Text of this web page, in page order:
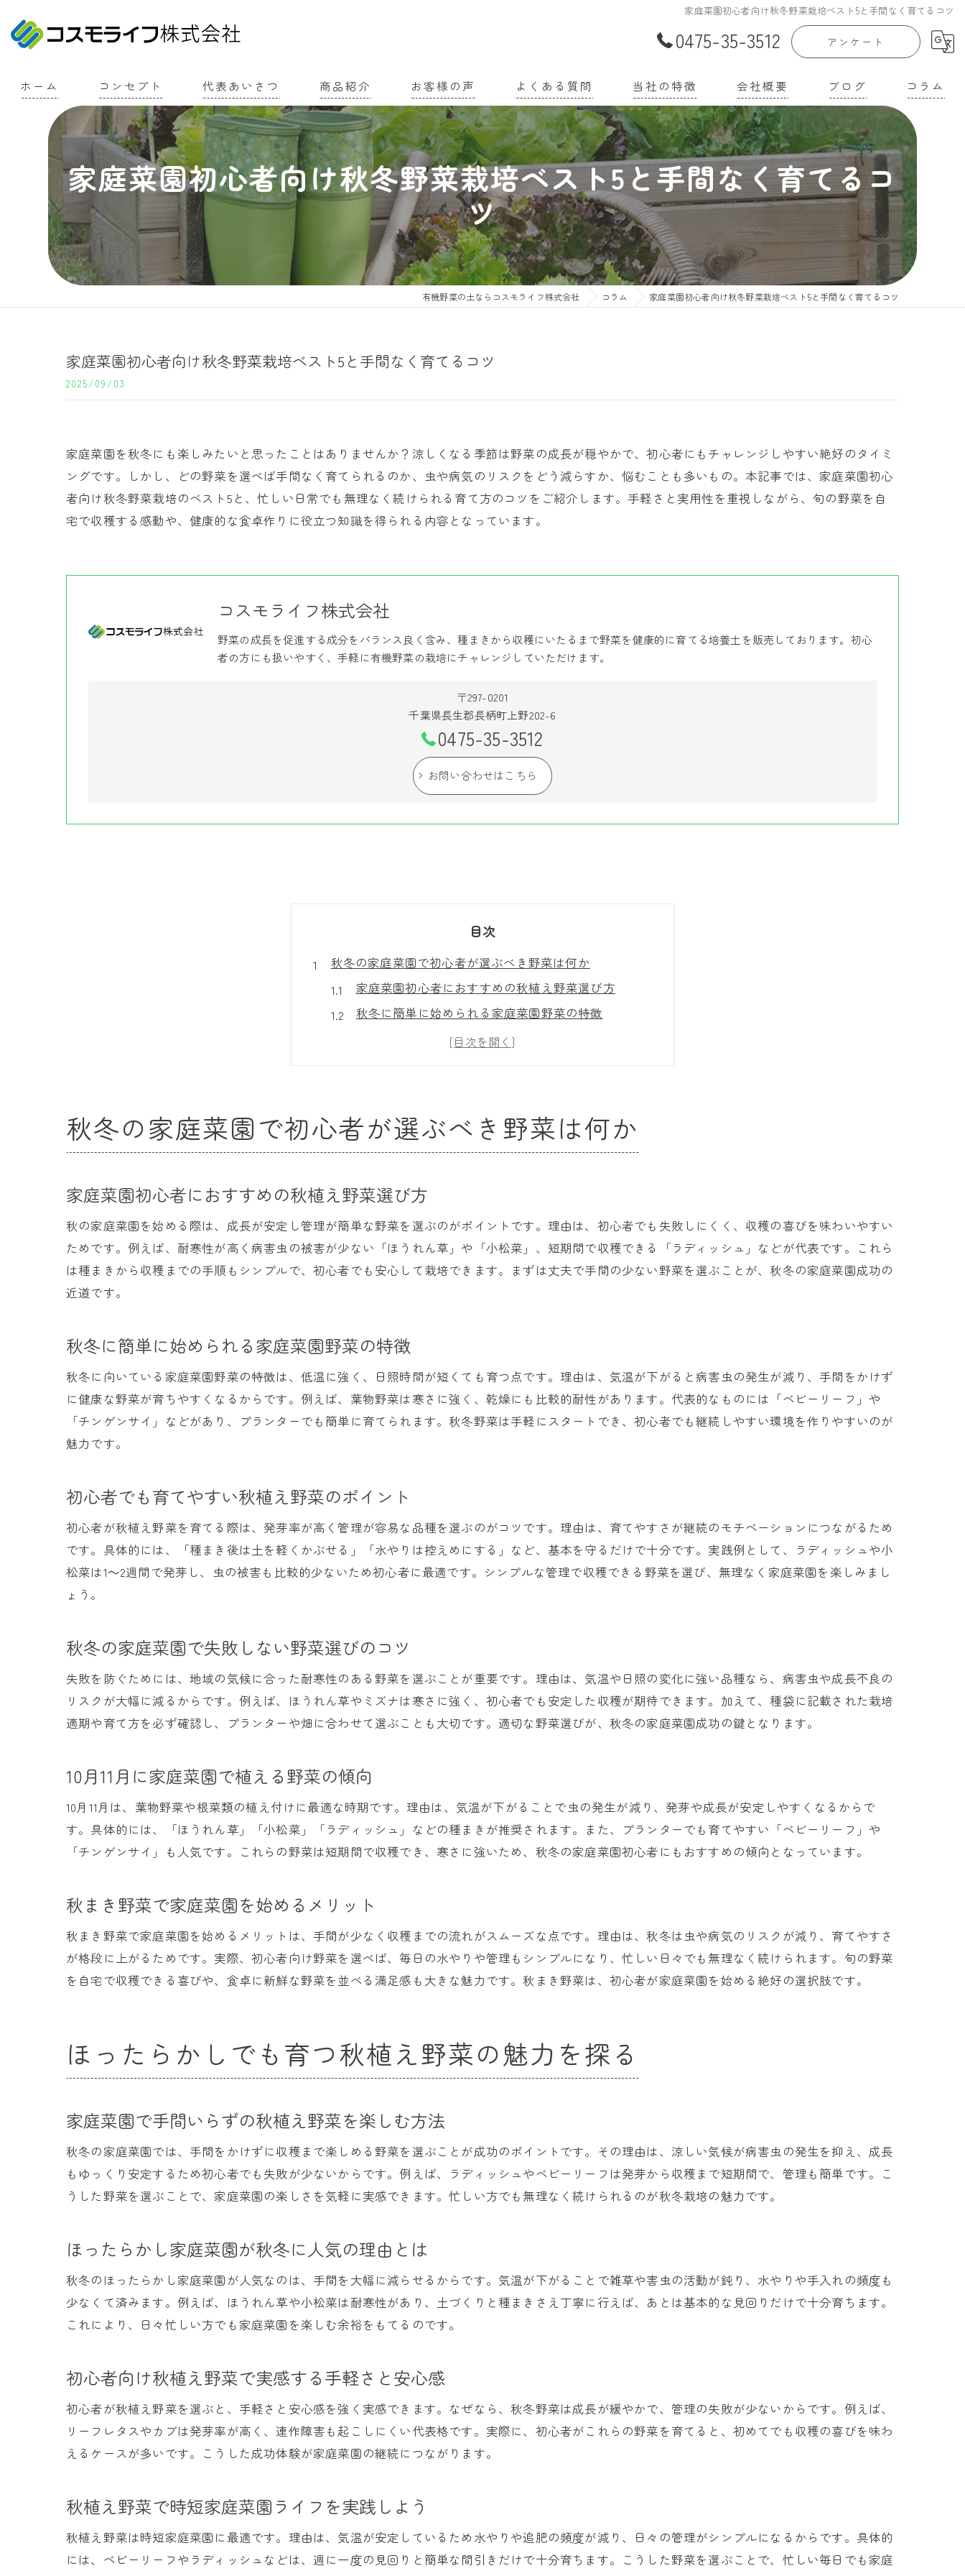
家庭菜園初心者向け秋冬野菜栽培ベスト5と手間なく育てるコツ
0475-35-3512 アンケート
ホーム コンセプト 代表あいさつ 商品紹介 お客様の声 よくある質問 当社の特徴
家庭菜園
農家
有機培養土
土壌改良材
有機肥料
会社概要
漫画特集
ブログ コラム
家庭菜園初心者向け秋冬野菜栽培ベスト5と手間なく育てるコ
ツ
有機野菜の土ならコスモライフ株式会社 コラム 家庭菜園初心者向け秋冬野菜栽培ベスト5と手間なく育てるコツ
家庭菜園初心者向け秋冬野菜栽培ベスト5と手間なく育てるコツ
2025/09/03
家庭菜園を秋冬にも楽しみたいと思ったことはありませんか？涼しくなる季節は野菜の成長が穏やかで、初心者にもチャレンジしやすい絶好のタイミ
ングです。しかし、どの野菜を選べば手間なく育てられるのか、虫や病気のリスクをどう減らすか、悩むことも多いもの。本記事では、家庭菜園初心
者向け秋冬野菜栽培のベスト5と、忙しい日常でも無理なく続けられる育て方のコツをご紹介します。手軽さと実用性を重視しながら、旬の野菜を自
宅で収穫する感動や、健康的な食卓作りに役立つ知識を得られる内容となっています。
コスモライフ株式会社
野菜の成長を促進する成分をバランス良く含み、種まきから収穫にいたるまで野菜を健康的に育てる培養土を販売しております。初心
者の方にも扱いやすく、手軽に有機野菜の栽培にチャレンジしていただけます。
〒297-0201
千葉県長生郡長柄町上野202-6
0475-35-3512
お問い合わせはこちら
目次
秋冬の家庭菜園で初心者が選ぶべき野菜は何か
家庭菜園初心者におすすめの秋植え野菜選び方
秋冬に簡単に始められる家庭菜園野菜の特徴
初心者でも育てやすい秋植え野菜のポイント
秋冬の家庭菜園で失敗しない野菜選びのコツ
秋まき野菜で家庭菜園を始めるメリット
ほったらかしでも育つ秋植え野菜の魅力を探る
ほったらかし家庭菜園が秋冬に人気の理由とは
秋植え野菜で時短家庭菜園ライフを実践しよう
家庭菜園でも育てやすい秋植え野菜の選び方
プランター家庭菜園で秋冬野菜を手軽に始めるコツ
省スペースでも楽しめる秋冬家庭菜園の工夫
家庭菜園初心者が実践するプランター選びのポイント
初心者向け秋の簡単野菜選びと育て方のコツ
秋に植える簡単野菜で家庭菜園を楽しむ方法
初心者でも安心の秋冬家庭菜園育て方アドバイス
家庭菜園初心者が知っておきたい秋野菜の特徴
家庭菜園で10月に植える秋野菜の選び方ガイド
11月に始める家庭菜園初心者向け野菜特集
家庭菜園初心者が押さえるべき秋まき野菜の種類
家庭菜園で楽しむ10月11月の旬野菜リスト
虫がつきにくい秋冬野菜で安心家庭菜園生活
初心者でも安心な虫がつきにくい野菜選びのコツ
家庭菜園で秋冬野菜の防虫対策を簡単に実践する方法
虫の被害が少ない秋冬家庭菜園向き野菜の特徴
家庭菜園初心者が秋まきで押さえるべき準備ポイント
今からでも間に合う秋冬野菜家庭菜園の始め方
初心者が迷わない秋まき家庭菜園のスケジュール管理
秋まき家庭菜園で実践したい簡単な育て方の工夫
これから始める家庭菜園初心者向け秋野菜まとめ
秋冬野菜栽培で実感する家庭菜園の楽しさとは
初心者が感じる秋冬家庭菜園の魅力的な体験談
家庭菜園で秋冬野菜を通して学ぶ成長の楽しさ
秋冬の家庭菜園で広がる健康的な食生活の魅力
家庭菜園を続けることで得られる秋冬野菜の満足感
秋冬の家庭菜園で初心者が選ぶべき野菜は何か
家庭菜園初心者におすすめの秋植え野菜選び方
秋の家庭菜園を始める際は、成長が安定し管理が簡単な野菜を選ぶのがポイントです。理由は、初心者でも失敗しにくく、収穫の喜びを味わいやすい
ためです。例えば、耐寒性が高く病害虫の被害が少ない「ほうれん草」や「小松菜」、短期間で収穫できる「ラディッシュ」などが代表です。これら
は種まきから収穫までの手順もシンプルで、初心者でも安心して栽培できます。まずは丈夫で手間の少ない野菜を選ぶことが、秋冬の家庭菜園成功の
近道です。
秋冬に簡単に始められる家庭菜園野菜の特徴
秋冬に向いている家庭菜園野菜の特徴は、低温に強く、日照時間が短くても育つ点です。理由は、気温が下がると病害虫の発生が減り、手間をかけず
に健康な野菜が育ちやすくなるからです。例えば、葉物野菜は寒さに強く、乾燥にも比較的耐性があります。代表的なものには「ベビーリーフ」や
「チンゲンサイ」などがあり、プランターでも簡単に育てられます。秋冬野菜は手軽にスタートでき、初心者でも継続しやすい環境を作りやすいのが
魅力です。
初心者でも育てやすい秋植え野菜のポイント
初心者が秋植え野菜を育てる際は、発芽率が高く管理が容易な品種を選ぶのがコツです。理由は、育てやすさが継続のモチベーションにつながるため
です。具体的には、「種まき後は土を軽くかぶせる」「水やりは控えめにする」など、基本を守るだけで十分です。実践例として、ラディッシュや小
松菜は1～2週間で発芽し、虫の被害も比較的少ないため初心者に最適です。シンプルな管理で収穫できる野菜を選び、無理なく家庭菜園を楽しみまし
ょう。
秋冬の家庭菜園で失敗しない野菜選びのコツ
失敗を防ぐためには、地域の気候に合った耐寒性のある野菜を選ぶことが重要です。理由は、気温や日照の変化に強い品種なら、病害虫や成長不良の
リスクが大幅に減るからです。例えば、ほうれん草やミズナは寒さに強く、初心者でも安定した収穫が期待できます。加えて、種袋に記載された栽培
適期や育て方を必ず確認し、プランターや畑に合わせて選ぶことも大切です。適切な野菜選びが、秋冬の家庭菜園成功の鍵となります。
10月11月に家庭菜園で植える野菜の傾向
10月11月は、葉物野菜や根菜類の植え付けに最適な時期です。理由は、気温が下がることで虫の発生が減り、発芽や成長が安定しやすくなるからで
す。具体的には、「ほうれん草」「小松菜」「ラディッシュ」などの種まきが推奨されます。また、プランターでも育てやすい「ベビーリーフ」や
「チンゲンサイ」も人気です。これらの野菜は短期間で収穫でき、寒さに強いため、秋冬の家庭菜園初心者にもおすすめの傾向となっています。
秋まき野菜で家庭菜園を始めるメリット
秋まき野菜で家庭菜園を始めるメリットは、手間が少なく収穫までの流れがスムーズな点です。理由は、秋冬は虫や病気のリスクが減り、育てやすさ
が格段に上がるためです。実際、初心者向け野菜を選べば、毎日の水やりや管理もシンプルになり、忙しい日々でも無理なく続けられます。旬の野菜
を自宅で収穫できる喜びや、食卓に新鮮な野菜を並べる満足感も大きな魅力です。秋まき野菜は、初心者が家庭菜園を始める絶好の選択肢です。
ほったらかしでも育つ秋植え野菜の魅力を探る
家庭菜園で手間いらずの秋植え野菜を楽しむ方法
秋冬の家庭菜園では、手間をかけずに収穫まで楽しめる野菜を選ぶことが成功のポイントです。その理由は、涼しい気候が病害虫の発生を抑え、成長
もゆっくり安定するため初心者でも失敗が少ないからです。例えば、ラディッシュやベビーリーフは発芽から収穫まで短期間で、管理も簡単です。こ
うした野菜を選ぶことで、家庭菜園の楽しさを気軽に実感できます。忙しい方でも無理なく続けられるのが秋冬栽培の魅力です。
ほったらかし家庭菜園が秋冬に人気の理由とは
秋冬のほったらかし家庭菜園が人気なのは、手間を大幅に減らせるからです。気温が下がることで雑草や害虫の活動が鈍り、水やりや手入れの頻度も
少なくて済みます。例えば、ほうれん草や小松菜は耐寒性があり、土づくりと種まきさえ丁寧に行えば、あとは基本的な見回りだけで十分育ちます。
これにより、日々忙しい方でも家庭菜園を楽しむ余裕をもてるのです。
初心者向け秋植え野菜で実感する手軽さと安心感
初心者が秋植え野菜を選ぶと、手軽さと安心感を強く実感できます。なぜなら、秋冬野菜は成長が緩やかで、管理の失敗が少ないからです。例えば、
リーフレタスやカブは発芽率が高く、連作障害も起こしにくい代表格です。実際に、初心者がこれらの野菜を育てると、初めてでも収穫の喜びを味わ
えるケースが多いです。こうした成功体験が家庭菜園の継続につながります。
秋植え野菜で時短家庭菜園ライフを実践しよう
秋植え野菜は時短家庭菜園に最適です。理由は、気温が安定しているため水やりや追肥の頻度が減り、日々の管理がシンプルになるからです。具体的
には、ベビーリーフやラディッシュなどは、週に一度の見回りと簡単な間引きだけで十分育ちます。こうした野菜を選ぶことで、忙しい毎日でも家庭